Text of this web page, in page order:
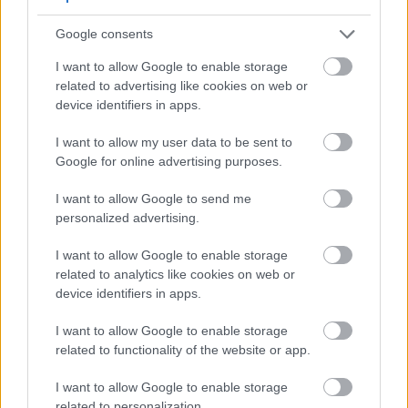
Google consents
I want to allow Google to enable storage
related to advertising like cookies on web or
device identifiers in apps.
I want to allow my user data to be sent to
Google for online advertising purposes.
I want to allow Google to send me
personalized advertising.
I want to allow Google to enable storage
related to analytics like cookies on web or
device identifiers in apps.
I want to allow Google to enable storage
related to functionality of the website or app.
I want to allow Google to enable storage
تضعیف کنند. MSM به تولید گلوتاتیون، یک آنتی‌اکسیدان
حیاتی، کمک می‌کند و از پاسخ ایمنی قوی‌تر پشتیبانی می‌کند.
استفاده منظم از MSM می‌تواند سیستم ایمنی را قوی‌تر کند.
نقش متیل سولفونیل متان در ایمنی بدن توجه زیادی را به خود
جلب کرده است. این ماده به دلیل کمک به مدیریت التهاب،
که در مواجهه با عوامل استرس‌زای محیطی و عوامل بیماری‌زا
ضروری است، شناخته شده است.
افزودن MSM به برنامه روزانه شما می‌تواند سلامت و ایمنی را
افزایش دهد. برای کسانی که بر سلامت سیستم ایمنی تمرکز
دارند، MSM یک افزودنی ارزشمند است. می‌تواند بخش
کلیدی یک برنامه سلامتی باشد.